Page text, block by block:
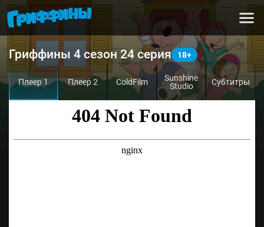
Гриффины 4 сезон 24 серия
Плеер 1 Плеер 2 ColdFilm
Sunshine
Studio
Субтитры